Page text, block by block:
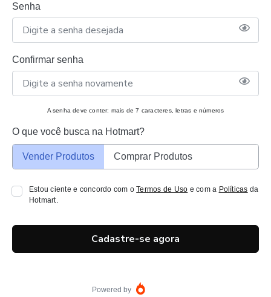
Senha
Confirmar senha
A senha deve conter: mais de 7 caracteres, letras e números
O que você busca na Hotmart?
Vender Produtos Comprar Produtos
Estou ciente e concordo com oTermos de Uso e com a Políticas da
Hotmart.
Cadastre-se agora
Powered by